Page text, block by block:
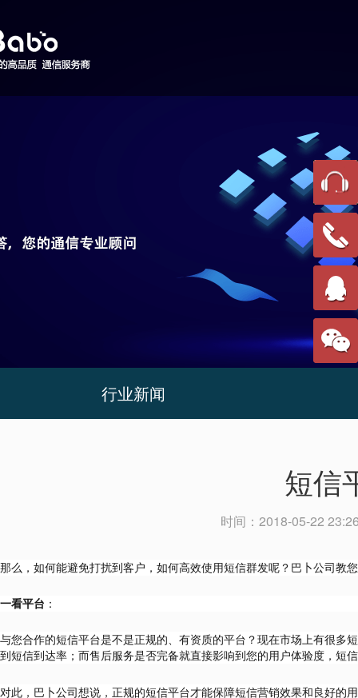
行业新闻
短信
时间： 2018-05-22
那么，如何能避免打扰到客户，如何高效使用短信群发呢？巴卜公司教
一看平台 ：
与您合作的短信平台是不是正规的、有资质的平台？现在市场上有很多
到短信到达率；而售后服务是否完备就直接影响到您的用户体验度，短
对此，巴卜公司想说，正规的短信平台才能保障短信营销效果和良好的